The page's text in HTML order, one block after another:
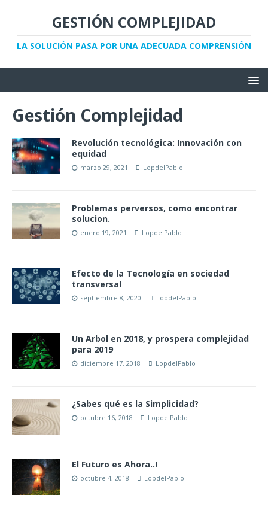
GESTIÓN COMPLEJIDAD
LA SOLUCIÓN PASA POR UNA ADECUADA COMPRENSIÓN
Gestión Complejidad
Revolución tecnológica: Innovación con
equidad
marzo 29, 2021 LopdelPablo
Problemas perversos, como encontrar
solucion.
enero 19, 2021 LopdelPablo
Efecto de la Tecnología en sociedad
transversal
septiembre 8, 2020 LopdelPablo
Un Arbol en 2018, y prospera complejidad
para 2019
diciembre 17, 2018 LopdelPablo
¿Sabes qué es la Simplicidad?
octubre 16, 2018 LopdelPablo
El Futuro es Ahora..!
octubre 4, 2018 LopdelPablo